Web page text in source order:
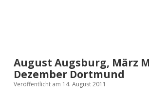
August Augsburg, März
Dezember Dortmund
Veröffentlicht am 14. August 2011